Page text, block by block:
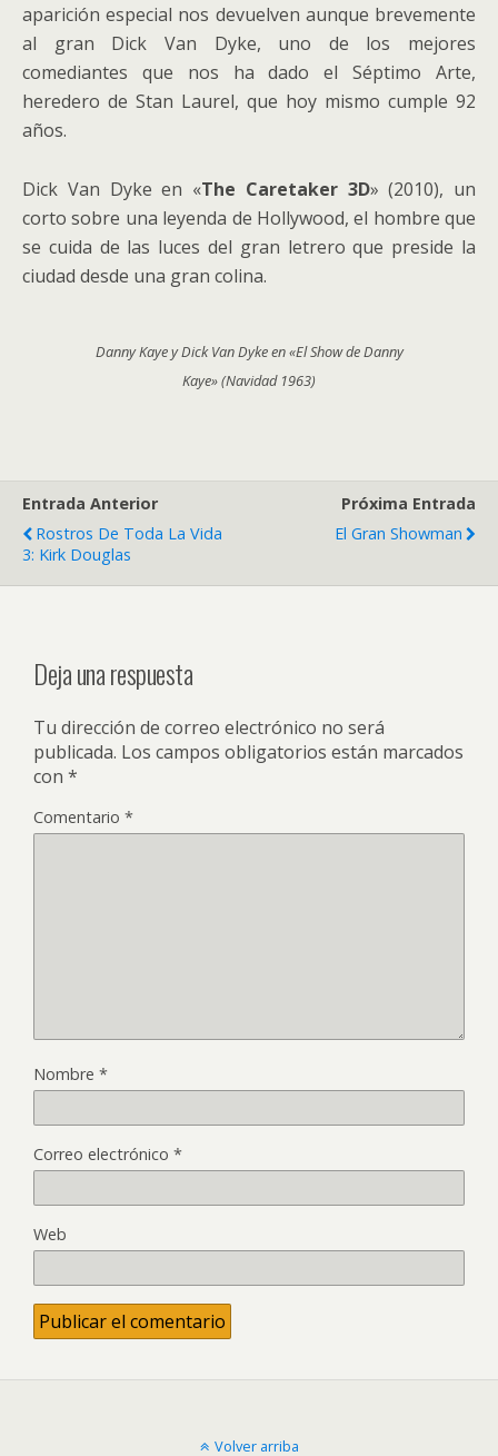
aparición especial nos devuelven aunque brevemente
al gran Dick Van Dyke, uno de los mejores
comediantes que nos ha dado el Séptimo Arte,
heredero de Stan Laurel, que hoy mismo cumple 92
años.
Dick Van Dyke en «The Caretaker 3D» (2010), un
corto sobre una leyenda de Hollywood, el hombre que
se cuida de las luces del gran letrero que preside la
ciudad desde una gran colina.
Danny Kaye y Dick Van Dyke en «El Show de Danny
Kaye» (Navidad 1963)
Entrada Anterior
Rostros De Toda La Vida
3: Kirk Douglas
Próxima Entrada
El Gran Showman
Deja una respuesta
Tu dirección de correo electrónico no será
publicada. Los campos obligatorios están marcados
con *
Comentario *
Nombre *
Correo electrónico *
Web
Volver arriba